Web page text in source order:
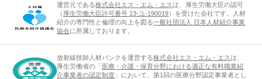
運営元である株式会社エス・エム・エスは、厚生労働大臣の認可
（ 厚生労働大臣許可番号 13-ユ-190019）を受けた会社です。人材
紹介の専門性と倫理の向上を図る一般社団法人 日本人材紹介事業
協会に所属しております。
放射線技師人材バンクを運営する株式会社エス・エム・エスは、
厚生労働省の「 医療・介護・保育分野における適正な有料職業紹
介事業者の認定制度 」において、第1回の医療分野認定事業者とし